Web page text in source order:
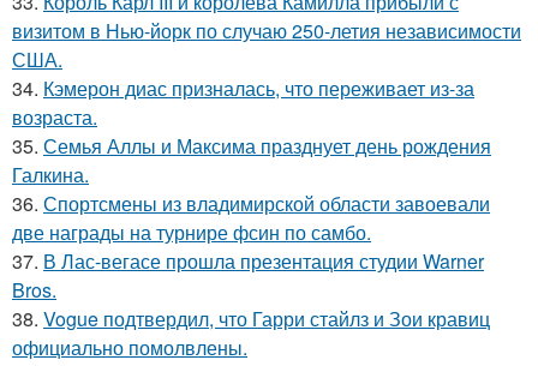
визитом в Нью-йорк по случаю 250-летия независимости
США.
34. Кэмерон диас призналась, что переживает из-за
возраста.
35. Семья Аллы и Максима празднует день рождения
Галкина.
36. Спортсмены из владимирской области завоевали
две награды на турнире фсин по самбо.
37. В Лас-вегасе прошла презентация студии Warner
Bros.
38. Vogue подтвердил, что Гарри стайлз и Зои кравиц
официально помолвлены.